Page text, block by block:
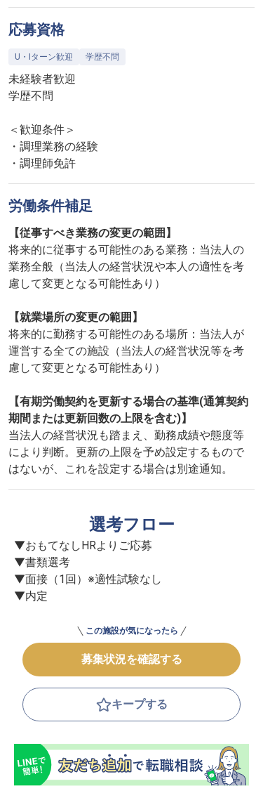
応募資格
U・Iターン歓迎 学歴不問
未経験者歓迎
学歴不問
＜歓迎条件＞
・調理業務の経験
・調理師免許
労働条件補足
【従事すべき業務の変更の範囲】
将来的に従事する可能性のある業務：当法人の
業務全般（当法人の経営状況や本人の適性を考
慮して変更となる可能性あり）
【就業場所の変更の範囲】
将来的に勤務する可能性のある場所：当法人が
運営する全ての施設（当法人の経営状況等を考
慮して変更となる可能性あり）
【有期労働契約を更新する場合の基準(通算契約
期間または更新回数の上限を含む)】
当法人の経営状況も踏まえ、勤務成績や態度等
により判断。更新の上限を予め設定するもので
はないが、これを設定する場合は別途通知。
選考フロー
▼おもてなしHRよりご応募
▼書類選考
▼面接（1回）※適性試験なし
▼内定
この施設が気になったら
募集状況を確認する
キープする